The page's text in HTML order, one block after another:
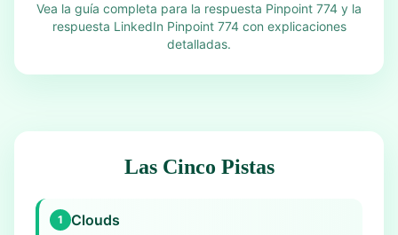
Vea la guía completa para la respuesta Pinpoint 774 y la
respuesta LinkedIn Pinpoint 774 con explicaciones
detalladas.
Las Cinco Pistas
1 Clouds